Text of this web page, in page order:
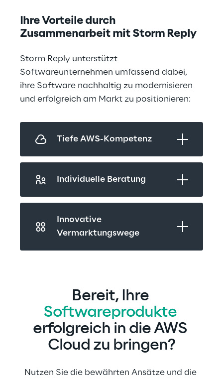
Ihre Vorteile durch
Zusammenarbeit mit Storm Reply
Storm Reply unterstützt
Softwareunternehmen umfassend dabei,
ihre Software nachhaltig zu modernisieren
und erfolgreich am Markt zu positionieren:
Tiefe AWS-Kompetenz
Individuelle Beratung
Innovative
Vermarktungswege
Bereit, Ihre
Softwareprodukte
erfolgreich in die AWS
Cloud zu bringen?
Nutzen Sie die bewährten Ansätze und die